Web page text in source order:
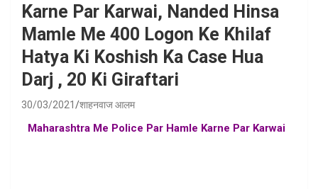
Karne Par Karwai, Nanded Hinsa
Mamle Me 400 Logon Ke Khilaf
Hatya Ki Koshish Ka Case Hua
Darj , 20 Ki Giraftari
30/03/2021 शाहनवाज आलम
Maharashtra Me Police Par Hamle Karne Par Karwai